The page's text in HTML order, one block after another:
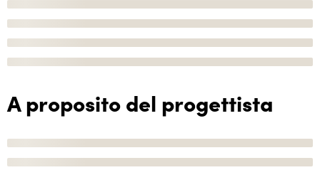
A proposito del progettista